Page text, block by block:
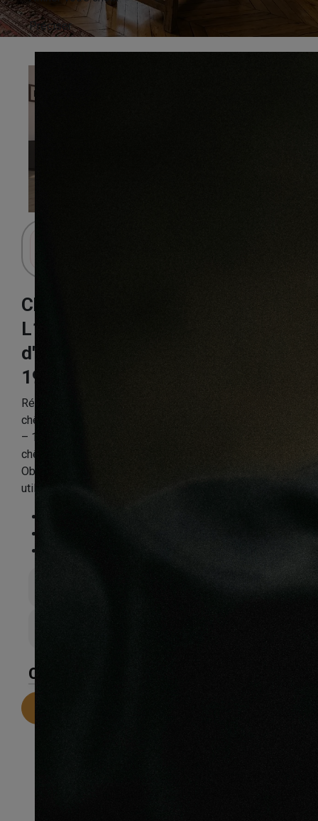
Préciser
Chêne merlot
L1820MM couche
d'usure de
190X22X1820mm
Référence:
chêne CONTRECOLLE RUSTIQUE huilé MERLOT brossé
– 190x22x L1820mm Couche d’usure de 6mm de
chêne
Obligatoire : Application d’huile-cire dès la 1ère
utilisation
CARACTÉRISTIQUES